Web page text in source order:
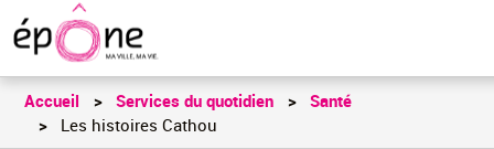
principal
Accueil Services du quotidien
Santé
Les histoires Cathou